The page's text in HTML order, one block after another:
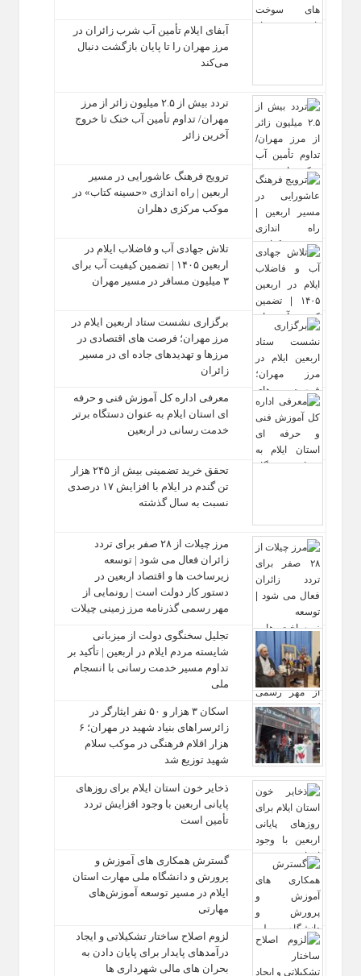
آبفای ایلام تأمین آب شرب زائران در
مرز مهران را تا پایان بازگشت دنبال
می‌کند
تردد بیش از ۲.۵ میلیون زائر از مرز
مهران/ تداوم تأمین آب خنک تا خروج
آخرین زائر
ترویج فرهنگ عاشورایی در مسیر
اربعین | راه‌ اندازی «حسینه کتاب» در
موکب مرکزی دهلران
تلاش جهادی آب و فاضلاب ایلام در
اربعین ۱۴۰۵ | تضمین کیفیت آب برای
۳ میلیون مسافر در مسیر مهران
برگزاری نشست ستاد اربعین ایلام در
مرز مهران؛ فرصت‌ های اقتصادی در
مرزها و تهدیدهای جاده‌ ای در مسیر
زائران
معرفی اداره کل آموزش فنی و حرفه‌
ای استان ایلام به‌ عنوان دستگاه برتر
خدمت‌ رسانی در اربعین
تحقق خرید تضمینی بیش از ۲۴۵ هزار
تن گندم در ایلام با افزایش ۱۷ درصدی
نسبت به سال گذشته
مرز چیلات از ۲۸ صفر برای تردد
زائران فعال می‌ شود | توسعه
زیرساخت‌ ها و اقتصاد اربعین در
دستور کار دولت است | رونمایی از
مهر رسمی گذرنامه مرز زمینی چیلات
تجلیل سخنگوی دولت از میزبانی
شایسته مردم ایلام در اربعین | تأکید بر
تداوم مسیر خدمت‌ رسانی با انسجام
ملی
اسکان ۳ هزار و ۵۰ نفر ایثارگر در
زائرسراهای بنیاد شهید در مهران؛ ۶
هزار اقلام فرهنگی در موکب سلام
شهید توزیع شد
ذخایر خون استان ایلام برای روزهای
پایانی اربعین با وجود افزایش تردد
تأمین است
گسترش همکاری‌ های آموزش و
پرورش و دانشگاه ملی مهارت استان
ایلام در مسیر توسعه آموزش‌های
مهارتی
لزوم اصلاح ساختار تشکیلاتی و ایجاد
درآمدهای پایدار برای پایان دادن به
بحران‌ های مالی شهرداری‌ ها